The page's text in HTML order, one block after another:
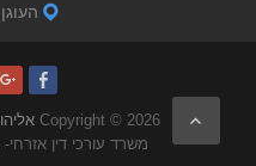
העוגן 4 הרצליה פיתוח
Copyright © 2026
משרד עורכי דין